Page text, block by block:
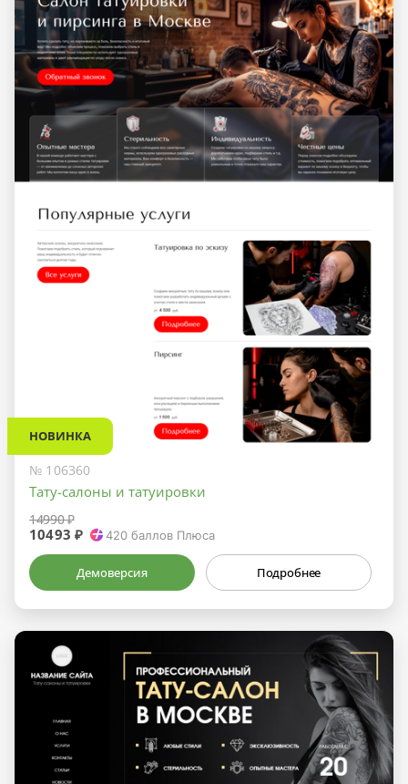
НОВИНКА
№ 106360
Тату-салоны и татуировки
14990 ₽
10493 ₽ 420 баллов Плюса
Демоверсия Подробнее